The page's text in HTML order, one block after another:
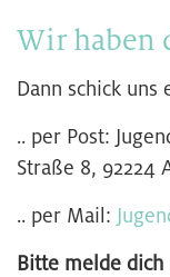
Wir haben
Dann schick uns
.. per Post:
Straße 8, 92224
.. per Mail:
Bitte melde